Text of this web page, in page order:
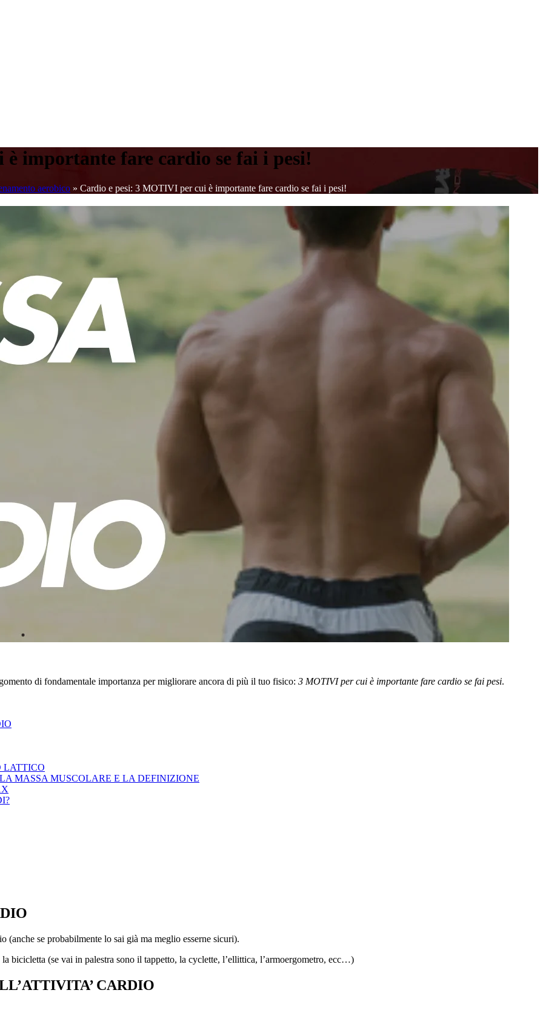
importante fare cardio se fai i pesi!
aerobico » Cardio e pesi: 3 MOTIVI per cui è importante fare cardio se fai i pesi!
di fondamentale importanza per migliorare ancora di più il tuo fisico: 3 MOTIVI per cui è importante fare cardio se fai pesi.
LATTICO
MASSA MUSCOLARE E LA DEFINIZIONE
se probabilmente lo sai già ma meglio esserne sicuri).
bicicletta (se vai in palestra sono il tappetto, la cyclette, l’ellittica, l’armoergometro, ecc…)
CARDIO